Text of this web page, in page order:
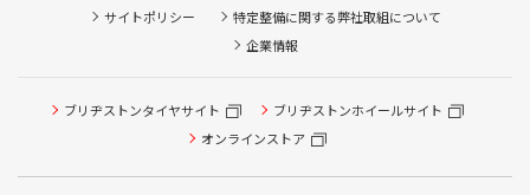
サイトポリシー
特定整備に関する弊社取組について
企業情報
ブリヂストンタイヤサイト
ブリヂストンホイールサイト
オンラインストア